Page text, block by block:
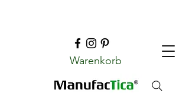
Warenkorb